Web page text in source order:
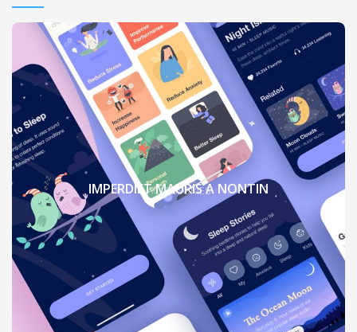
ACCESSORIES
IMPERDIET MAURIS A NONTIN